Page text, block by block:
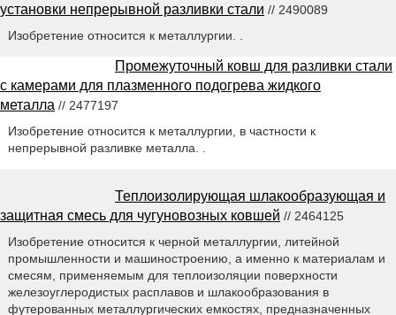
установки непрерывной разливки стали // 2490089
Изобретение относится к металлургии. .
Промежуточный ковш для разливки стали
с камерами для плазменного подогрева жидкого
металла // 2477197
Изобретение относится к металлургии, в частности к
непрерывной разливке металла. .
Теплоизолирующая шлакообразующая и
защитная смесь для чугуновозных ковшей // 2464125
Изобретение относится к черной металлургии, литейной
промышленности и машиностроению, а именно к материалам и
смесям, применяемым для теплоизоляции поверхности
железоуглеродистых расплавов и шлакообразования в
футерованных металлургических емкостях, предназначенных